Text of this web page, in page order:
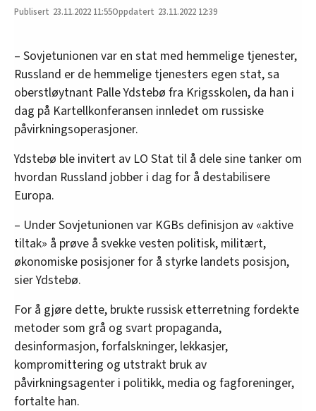
23.11.2022 11:55 23.11.2022 12:39
– Sovjetunionen var en stat med hemmelige tjenester,
Russland er de hemmelige tjenesters egen stat, sa
oberstløytnant Palle Ydstebø fra Krigsskolen, da han i
dag på Kartellkonferansen innledet om russiske
påvirkningsoperasjoner.
Ydstebø ble invitert av LO Stat til å dele sine tanker om
hvordan Russland jobber i dag for å destabilisere
Europa.
– Under Sovjetunionen var KGBs definisjon av «aktive
tiltak» å prøve å svekke vesten politisk, militært,
økonomiske posisjoner for å styrke landets posisjon,
sier Ydstebø.
For å gjøre dette, brukte russisk etterretning fordekte
metoder som grå og svart propaganda,
desinformasjon, forfalskninger, lekkasjer,
kompromittering og utstrakt bruk av
påvirkningsagenter i politikk, media og fagforeninger,
fortalte han.